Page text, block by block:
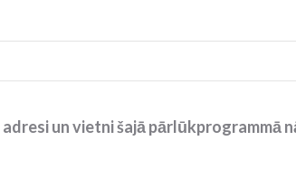
un vietni šajā pārlūkprogrammā